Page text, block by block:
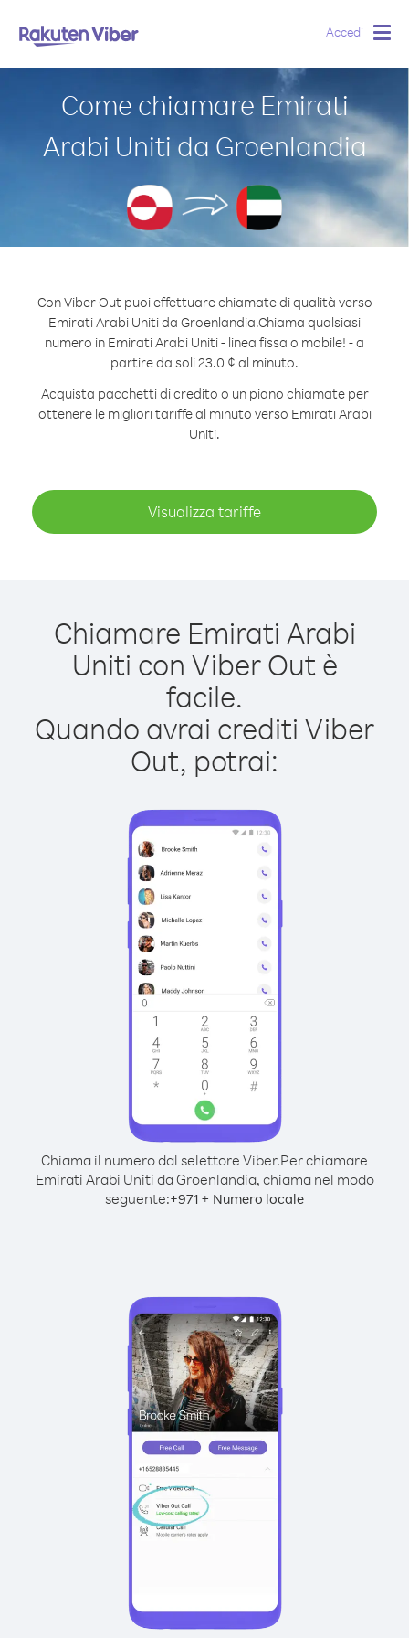
Accedi
Come chiamare Emirati
Arabi Uniti da Groenlandia
Con Viber Out puoi effettuare chiamate di qualità verso
Emirati Arabi Uniti da Groenlandia.Chiama qualsiasi
numero in Emirati Arabi Uniti - linea fissa o mobile! - a
partire da soli 23.0 ¢ al minuto.
Acquista pacchetti di credito o un piano chiamate per
ottenere le migliori tariffe al minuto verso Emirati Arabi
Uniti.
Visualizza tariffe
Chiamare Emirati Arabi
Uniti con Viber Out è
facile.
Quando avrai crediti Viber
Out, potrai:
Chiama il numero dal selettore Viber.Per chiamare
Emirati Arabi Uniti da Groenlandia, chiama nel modo
seguente:+971 + Numero locale